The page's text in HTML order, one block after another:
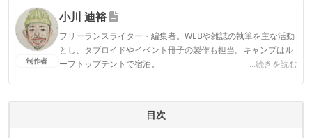
CAMP HACK編集部のプロフィール
制作者
小川 迪裕
フリーランスライター・編集者。WEBや雑誌の執筆を主な活動
とし、タブロイドやイベント冊子の製作も担当。キャンプはル
ーフトップテントで宿泊。
...続きを読む
小川 迪裕のプロフィール
目次